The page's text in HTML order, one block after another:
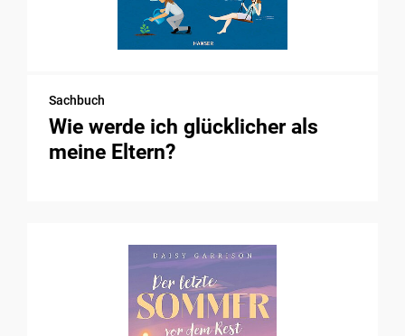
Sachbuch
Wie werde ich glücklicher als
meine Eltern?